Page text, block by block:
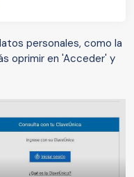
personales, como la
oprimir en 'Acceder' y